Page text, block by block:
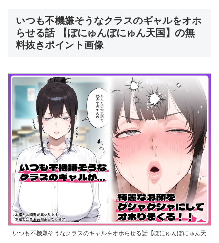
いつも不機嫌そうなクラスのギャルをオホ
らせる話 【ぼにゅんぼにゅん天国】の無
料抜きポイント画像
いつも不機嫌そうなクラスのギャルをオホらせる話【ぼにゅんぼにゅん天